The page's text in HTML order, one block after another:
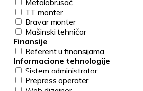
Metalobrusač
TT monter
Bravar monter
Mašinski tehničar
Finansije
Referent u finansijama
Informacione tehnologije
Sistem administrator
Prepress operater